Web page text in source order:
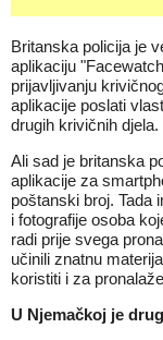
Britanska policija je
aplikaciju
prijavljivanju
aplikacije poslati
drugih krivičnih djela.
Ali sad je britanska
aplikacije za
poštanski broj. Tada
i fotografije osoba
radi prije svega
učinili znatnu
koristiti i za
U Njemačkoj je